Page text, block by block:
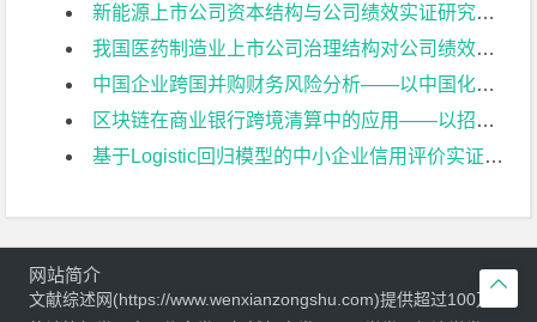
新能源上市公司资本结构与公司绩效实证研究文献综述
我国医药制造业上市公司治理结构对公司绩效影响的实证研究文献综述
中国企业跨国并购财务风险分析——以中国化工并购瑞士先正达为例文献综述
区块链在商业银行跨境清算中的应用——以招商银行为例文献综述
基于Logistic回归模型的中小企业信用评价实证研究文献综述

网站简介
文献综述网(https://www.wenxianzongshu.com)提供超过100万